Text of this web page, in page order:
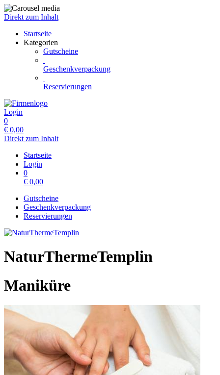
Direkt zum Inhalt
Startseite
Kategorien
Gutscheine
Geschenkverpackung
Reservierungen
Login
0
€ 0,00
Direkt zum Inhalt
Startseite
Login
0
€ 0,00
Gutscheine
Geschenkverpackung
Reservierungen
NaturThermeTemplin
Maniküre